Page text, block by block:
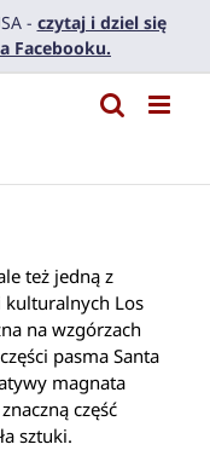
- czytaj i dziel się
Facebooku.
też jedną z
kulturalnych Los
na wzgórzach
pasma Santa
magnata
część
sztuki.